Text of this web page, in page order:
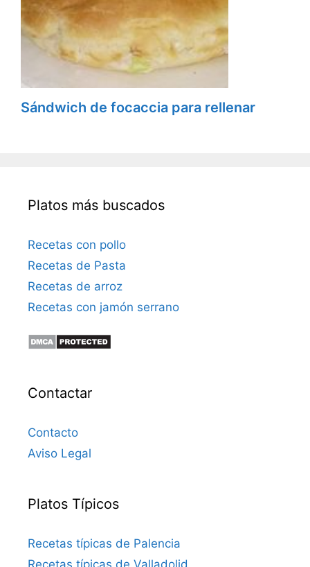
Sándwich de focaccia para rellenar
Platos más buscados
Recetas con pollo
Recetas de Pasta
Recetas de arroz
Recetas con jamón serrano
Contactar
Contacto
Aviso Legal
Platos Típicos
Recetas típicas de Palencia
Recetas típicas de Valladolid